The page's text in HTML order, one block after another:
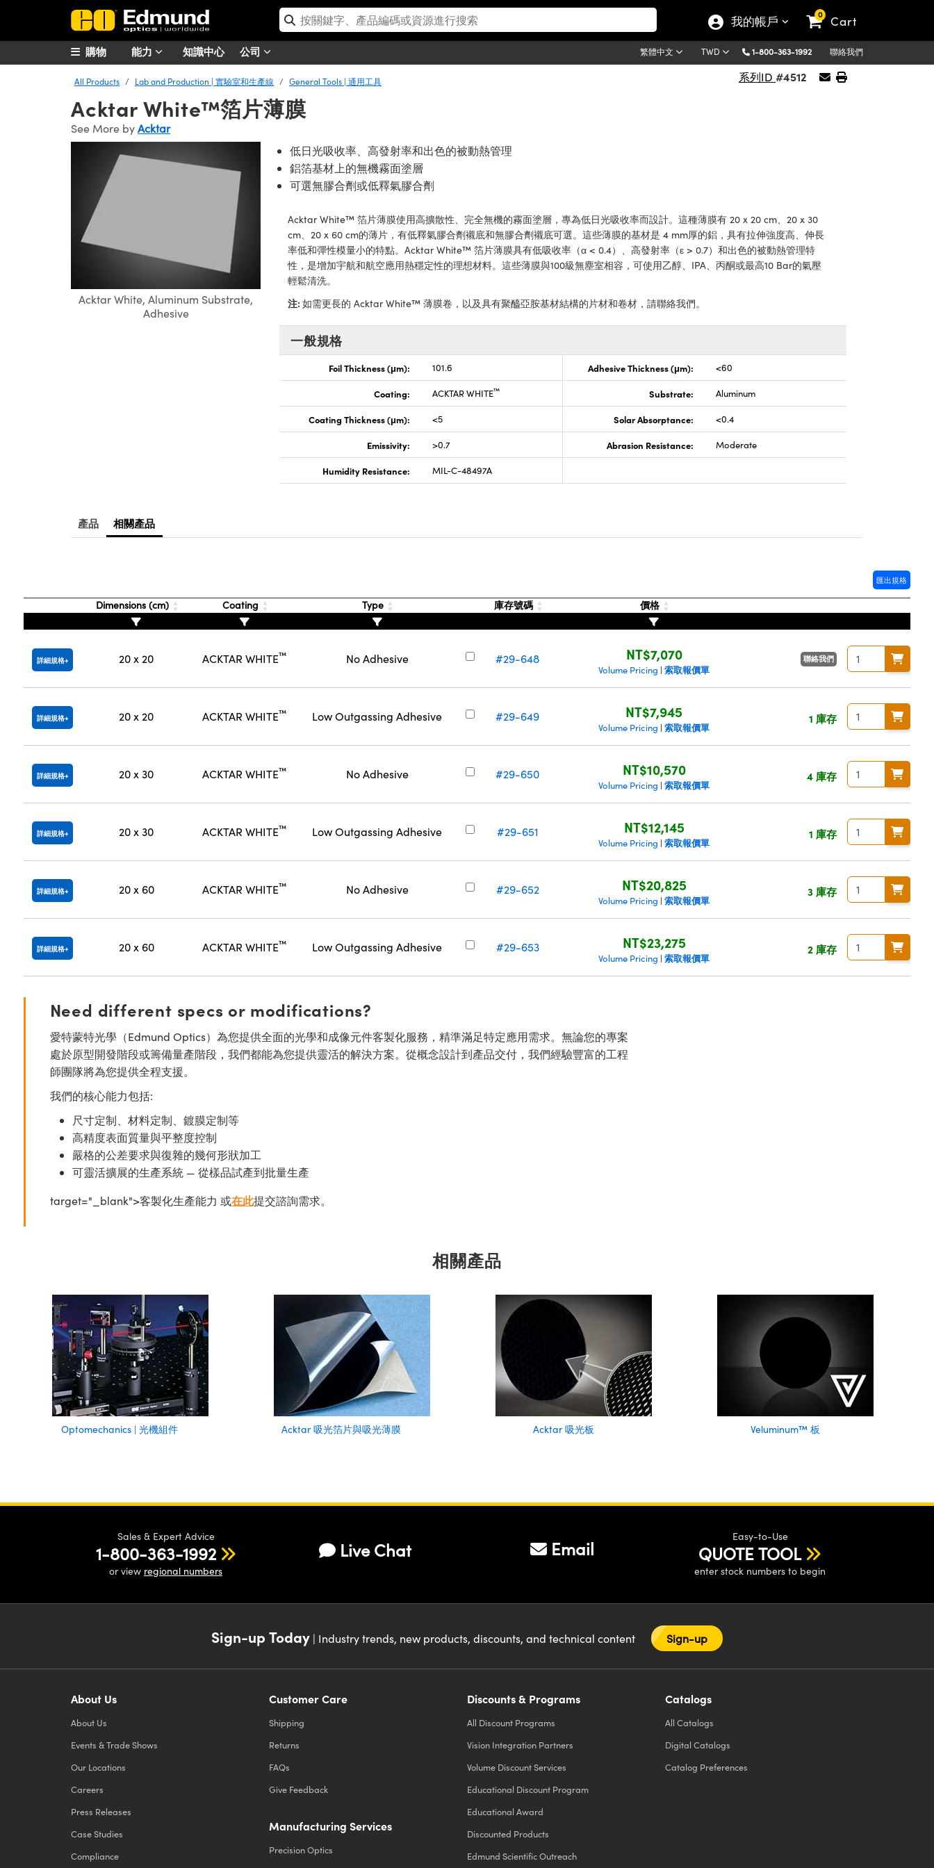
我的帳戶 0 Cart
能力 知識中心 公司 繁體中文 TWD 1-800-363-1992 聯絡我們
購物
All Products Lab and Production | 實驗室和生產線 General Tools | 通用工具 系列ID #4512
Acktar White™箔片薄膜
See More byAcktar
Acktar White, Aluminum Substrate,
Adhesive
低日光吸收率、高發射率和出色的被動熱管理
鋁箔基材上的無機霧面塗層
可選無膠合劑或低釋氣膠合劑
Acktar White™ 箔片薄膜使用高擴散性、完全無機的霧面塗層，專為低日光吸收率而設計。這種薄膜有 20 x 20 cm、20 x 30
cm、20 x 60 cm的薄片，有低釋氣膠合劑襯底和無膠合劑襯底可選。這些薄膜的基材是 4 mm厚的鋁，具有拉伸強度高、伸長
率低和彈性模量小的特點。Acktar White™ 箔片薄膜具有低吸收率（α < 0.4）、高發射率（ε > 0.7）和出色的被動熱管理特
性，是增加宇航和航空應用熱穩定性的理想材料。這些薄膜與100級無塵室相容，可使用乙醇、IPA、丙酮或最高10 Bar的氣壓
輕鬆清洗。
注: 如需更長的 Acktar White™ 薄膜卷，以及具有聚醯亞胺基材結構的片材和卷材，請聯絡我們。
一般規格
Foil Thickness (μm): 101.6 Adhesive Thickness (μm): <60
Coating: ACKTAR WHITE™ Substrate: Aluminum
Coating Thickness (μm): <5 Solar Absorptance: <0.4
Emissivity: >0.7 Abrasion Resistance: Moderate
Humidity Resistance: MIL-C-48497A
產品 相關產品
匯出規格
Dimensions (cm) Coating Type 庫存號碼 價格
詳細規格 20 x 20 ACKTAR WHITE™ No Adhesive #29-648 NT$7,070
Volume Pricing |索取報價單
聯絡我們
詳細規格 20 x 20 ACKTAR WHITE™ Low Outgassing Adhesive #29-649 NT$7,945
Volume Pricing |索取報價單
1 庫存
詳細規格 20 x 30 ACKTAR WHITE™ No Adhesive #29-650 NT$10,570
Volume Pricing |索取報價單
4 庫存
詳細規格 20 x 30 ACKTAR WHITE™ Low Outgassing Adhesive #29-651 NT$12,145
Volume Pricing |索取報價單
1 庫存
詳細規格 20 x 60 ACKTAR WHITE™ No Adhesive #29-652 NT$20,825
Volume Pricing |索取報價單
3 庫存
詳細規格 20 x 60 ACKTAR WHITE™ Low Outgassing Adhesive #29-653 NT$23,275
Volume Pricing |索取報價單
2 庫存
Need different specs or modifications?
愛特蒙特光學（Edmund Optics）為您提供全面的光學和成像元件客製化服務，精準滿足特定應用需求。無論您的專案
處於原型開發階段或籌備量產階段，我們都能為您提供靈活的解決方案。從概念設計到產品交付，我們經驗豐富的工程
師團隊將為您提供全程支援。
我們的核心能力包括:
尺寸定制、材料定制、鍍膜定制等
高精度表面質量與平整度控制
嚴格的公差要求與復雜的幾何形狀加工
可靈活擴展的生產系統 — 從樣品試產到批量生產
target="_blank">客製化生產能力 或在此提交諮詢需求。
相關產品
Optomechanics | 光機組件 Acktar 吸光箔片與吸光薄膜 Acktar 吸光板 Veluminum™ 板
Sales & Expert Advice
1-800-363-1992
or view regional numbers
Live Chat Email
Easy-to-Use
QUOTE TOOL
enter stock numbers to begin
Sign-up Today| Industry trends, new products, discounts, and technical content Sign-up
About Us
About Us
Events & Trade Shows
Our Locations
Careers
Press Releases
Case Studies
Compliance
Customer Care
Shipping
Returns
FAQs
Give Feedback
Manufacturing Services
Precision Optics
Discounts & Programs
All Discount Programs
Vision Integration Partners
Volume Discount Services
Educational Discount Program
Educational Award
Discounted Products
Edmund Scientific Outreach
Catalogs
All Catalogs
Digital Catalogs
Catalog Preferences